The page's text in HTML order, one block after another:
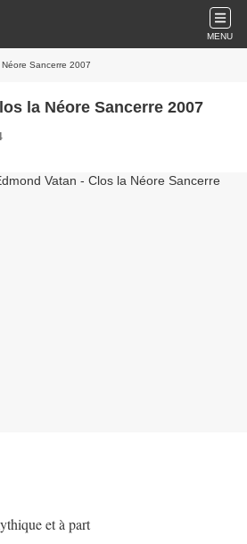
MENU
Sancerre 2007
la Néore Sancerre 2007
et à part